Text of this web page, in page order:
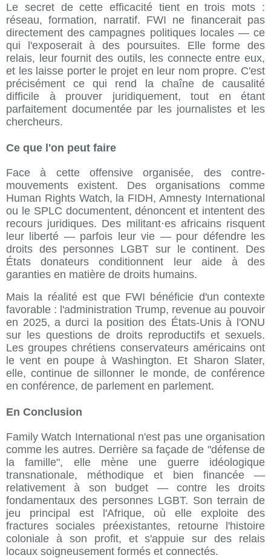
Le secret de cette efficacité tient en trois mots :
réseau, formation, narratif. FWI ne financerait pas
directement des campagnes politiques locales — ce
qui l'exposerait à des poursuites. Elle forme des
relais, leur fournit des outils, les connecte entre eux,
et les laisse porter le projet en leur nom propre. C'est
précisément ce qui rend la chaîne de causalité
difficile à prouver juridiquement, tout en étant
parfaitement documentée par les journalistes et les
chercheurs.
Ce que l'on peut faire
Face à cette offensive organisée, des contre-
mouvements existent. Des organisations comme
Human Rights Watch, la FIDH, Amnesty International
ou le SPLC documentent, dénoncent et intentent des
recours juridiques. Des militant·es africains risquent
leur liberté — parfois leur vie — pour défendre les
droits des personnes LGBT sur le continent. Des
États donateurs conditionnent leur aide à des
garanties en matière de droits humains.
Mais la réalité est que FWI bénéficie d'un contexte
favorable : l'administration Trump, revenue au pouvoir
en 2025, a durci la position des États-Unis à l'ONU
sur les questions de droits reproductifs et sexuels.
Les groupes chrétiens conservateurs américains ont
le vent en poupe à Washington. Et Sharon Slater,
elle, continue de sillonner le monde, de conférence
en conférence, de parlement en parlement.
En Conclusion
Family Watch International n'est pas une organisation
comme les autres. Derrière sa façade de "défense de
la famille", elle mène une guerre idéologique
transnationale, méthodique et bien financée —
relativement à son budget — contre les droits
fondamentaux des personnes LGBT. Son terrain de
jeu principal est l'Afrique, où elle exploite des
fractures sociales préexistantes, retourne l'histoire
coloniale à son profit, et s'appuie sur des relais
locaux soigneusement formés et connectés.